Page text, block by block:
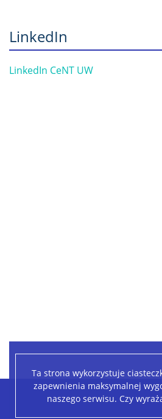
Ta strona wykorzystuje
zapewnienia maksymalnej
naszego serwisu. Czy
LinkedIn
LinkedIn CeNT UW
Leaflet|